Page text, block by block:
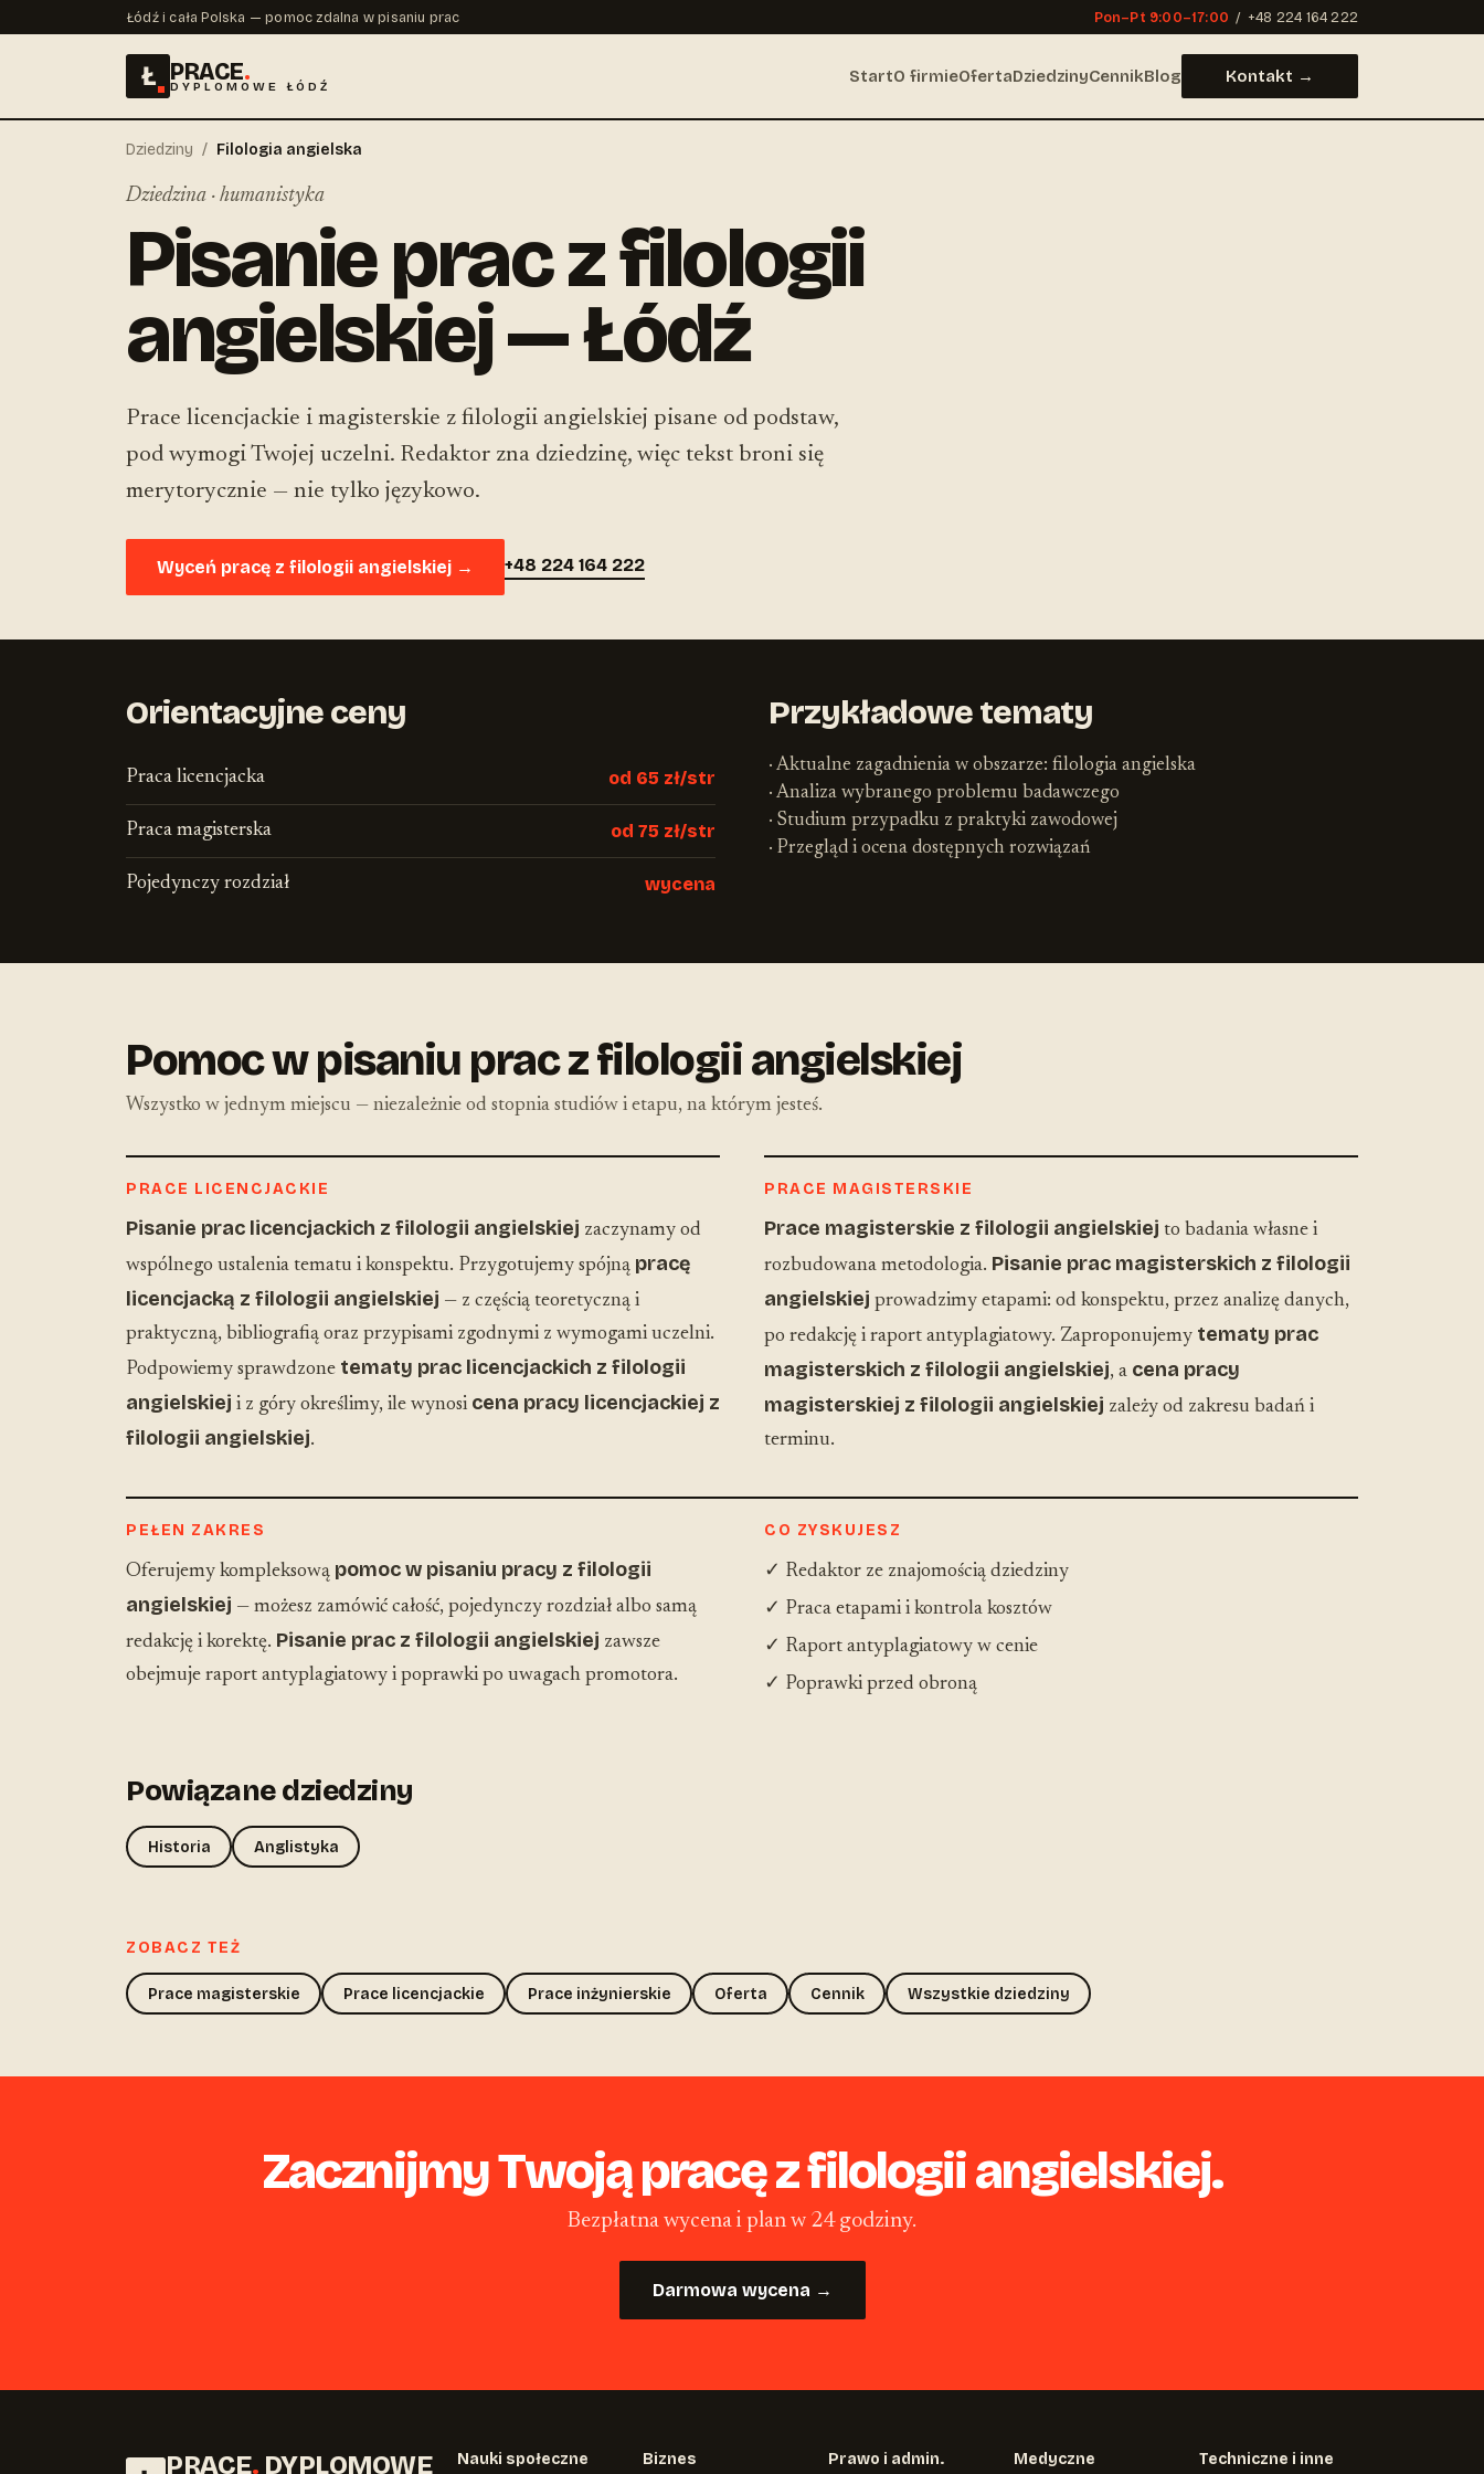
Łódź i cała Polska — pomoc zdalna w pisaniu prac Pon–Pt 9:00–17:00 / +48 224 164 222
Ł PRACE.
DYPLOMOWE ŁÓDŹ StartO firmieOfertaDziedzinyCennikBlog Kontakt →
Dziedziny / Filologia angielska
Dziedzina · humanistyka
Pisanie prac z filologii
angielskiej — Łódź
Prace licencjackie i magisterskie z filologii angielskiej pisane od podstaw,
pod wymogi Twojej uczelni. Redaktor zna dziedzinę, więc tekst broni się
merytorycznie — nie tylko językowo.
Wyceń pracę z filologii angielskiej → +48 224 164 222
Orientacyjne ceny
Praca licencjacka od 65 zł/str
Praca magisterska od 75 zł/str
Pojedynczy rozdział wycena
Przykładowe tematy
· Aktualne zagadnienia w obszarze: filologia angielska
· Analiza wybranego problemu badawczego
· Studium przypadku z praktyki zawodowej
· Przegląd i ocena dostępnych rozwiązań
Pomoc w pisaniu prac z filologii angielskiej
Wszystko w jednym miejscu — niezależnie od stopnia studiów i etapu, na którym jesteś.
PRACE LICENCJACKIE
Pisanie prac licencjackich z filologii angielskiej zaczynamy od
wspólnego ustalenia tematu i konspektu. Przygotujemy spójną pracę
licencjacką z filologii angielskiej — z częścią teoretyczną i
praktyczną, bibliografią oraz przypisami zgodnymi z wymogami uczelni.
Podpowiemy sprawdzone tematy prac licencjackich z filologii
angielskiej i z góry określimy, ile wynosi cena pracy licencjackiej z
filologii angielskiej.
PRACE MAGISTERSKIE
Prace magisterskie z filologii angielskiej to badania własne i
rozbudowana metodologia. Pisanie prac magisterskich z filologii
angielskiej prowadzimy etapami: od konspektu, przez analizę danych,
po redakcję i raport antyplagiatowy. Zaproponujemy tematy prac
magisterskich z filologii angielskiej, a cena pracy
magisterskiej z filologii angielskiej zależy od zakresu badań i
terminu.
PEŁEN ZAKRES
Oferujemy kompleksową pomoc w pisaniu pracy z filologii
angielskiej — możesz zamówić całość, pojedynczy rozdział albo samą
redakcję i korektę. Pisanie prac z filologii angielskiej zawsze
obejmuje raport antyplagiatowy i poprawki po uwagach promotora.
CO ZYSKUJESZ
✓ Redaktor ze znajomością dziedziny
✓ Praca etapami i kontrola kosztów
✓ Raport antyplagiatowy w cenie
✓ Poprawki przed obroną
Powiązane dziedziny
Historia Anglistyka
ZOBACZ TEŻ
Prace magisterskie Prace licencjackie Prace inżynierskie Oferta Cennik Wszystkie dziedziny
Zacznijmy Twoją pracę z filologii angielskiej.
Bezpłatna wycena i plan w 24 godziny.
Darmowa wycena →
PRACE. DYPLOMOWE Nauki społeczne Biznes Prawo i admin. Medyczne Techniczne i inne